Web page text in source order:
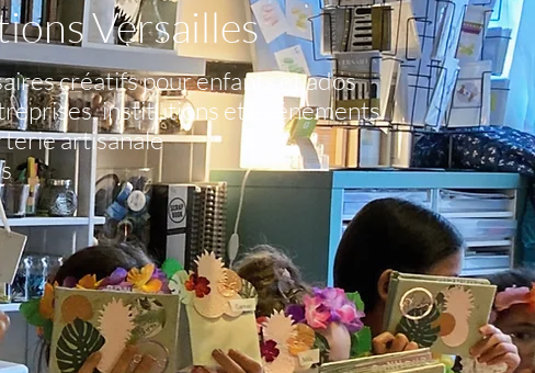
créatifs pour enfants et ados
institutions et événements
artisanale
Versailles